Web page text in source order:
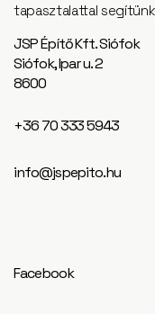
tapasztalattal
JSP Építő Kft. Siófok
Siófok, Ipar u. 2
8600
+36 70 333 5943
info@jspepito.hu
Facebook